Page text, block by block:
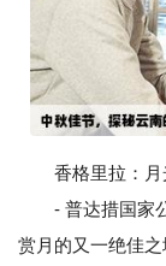
香格里拉：
- 普达措国家公
赏月的又一绝佳